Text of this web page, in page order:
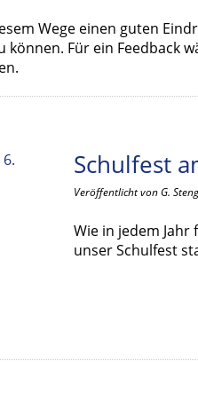
Wege einen guten
können. Für ein Feedback
Schulfest
Veröffentlicht von G.
Wie in jedem
unser Schulfest